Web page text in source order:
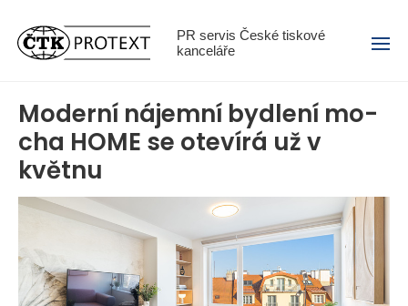
PR servis České tiskové
kanceláře
Menu
Moderní nájemní bydlení mo-
cha HOME se otevírá už v
květnu